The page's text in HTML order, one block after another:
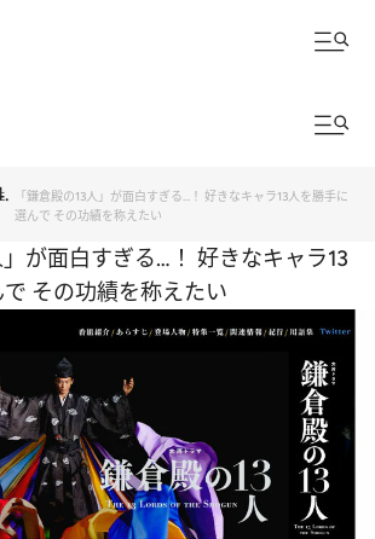
「鎌倉殿の13人」が面白すぎる…！ 好きなキャラ13人を勝手に
選んで その功績を称えたい
すぎる…！ 好きなキャラ13
人を勝手に選んで その功績を称えたい